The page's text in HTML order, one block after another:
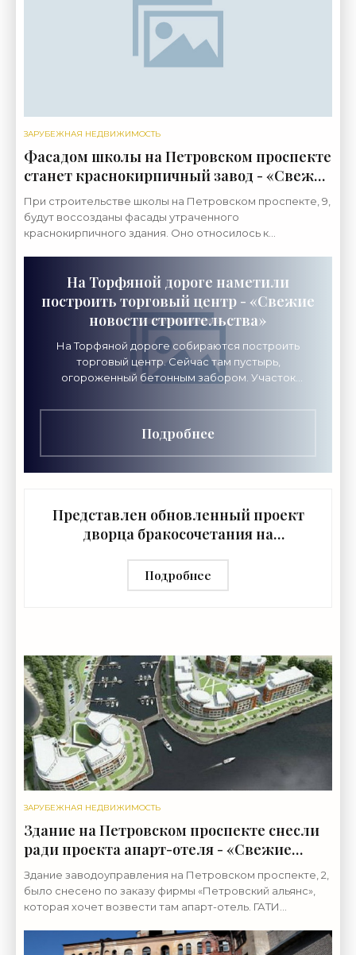
ЗАРУБЕЖНАЯ НЕДВИЖИМОСТЬ
Фасадом школы на Петровском проспекте
станет краснокирпичный завод - «Свежие
новости строительства»
При строительстве школы на Петровском проспекте, 9,
будут воссозданы фасады утраченного
краснокирпичного здания. Оно относилось к
На Торфяной дороге наметили
построить торговый центр - «Свежие
новости строительства»
На Торфяной дороге собираются построить
торговый центр. Сейчас там пустырь,
огороженный бетонным забором. Участок
южнее дома 19 по
Подробнее
Представлен обновленный проект
дворца бракосочетания на
строительства»
Подробнее
ЗАРУБЕЖНАЯ НЕДВИЖИМОСТЬ
Здание на Петровском проспекте снесли
ради проекта апарт-отеля - «Свежие
новости строительства»
Здание заводоуправления на Петровском проспекте, 2,
было снесено по заказу фирмы «Петровский альянс»,
которая хочет возвести там апарт-отель. ГАТИ